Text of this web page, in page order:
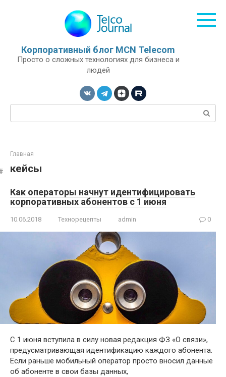
Корпоративный блог MCN Telecom
Просто о сложных технологиях для бизнеса и
людей
Главная
кейсы
Как операторы начнут идентифицировать
корпоративных абонентов с 1 июня
10.06.2018 Технорецепты admin 0
С 1 июня вступила в силу новая редакция ФЗ «О связи»,
предусматривающая идентификацию каждого абонента.
Если раньше мобильный оператор просто вносил данные
об абоненте в свои базы данных,